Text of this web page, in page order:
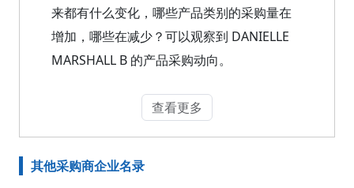
来都有什么变化，哪些产品类别的采购量在
增加，哪些在减少？可以观察到 DANIELLE
MARSHALL B 的产品采购动向。
查看更多
其他采购商企业名录